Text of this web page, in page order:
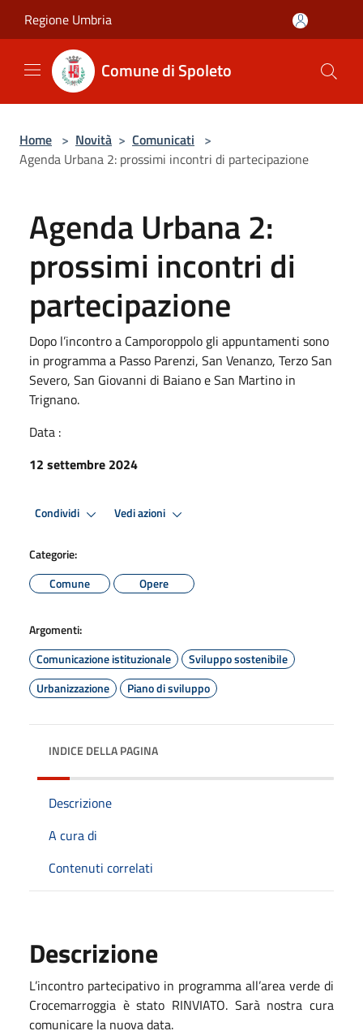
Regione Umbria
Comune di Spoleto
Home > Novità > Comunicati >
Agenda Urbana 2: prossimi incontri di partecipazione
Agenda Urbana 2:
prossimi incontri di
partecipazione
Dopo l’incontro a Camporoppolo gli appuntamenti sono
in programma a Passo Parenzi, San Venanzo, Terzo San
Severo, San Giovanni di Baiano e San Martino in
Trignano.
Data :
12 settembre 2024
Condividi Vedi azioni
Categorie:
Comune
Opere
Argomenti:
Comunicazione istituzionale
Sviluppo sostenibile
Urbanizzazione
Piano di sviluppo
INDICE DELLA PAGINA
Descrizione
A cura di
Contenuti correlati
Descrizione
L’incontro partecipativo in programma all’area verde di
Crocemarroggia è stato RINVIATO. Sarà nostra cura
comunicare la nuova data.